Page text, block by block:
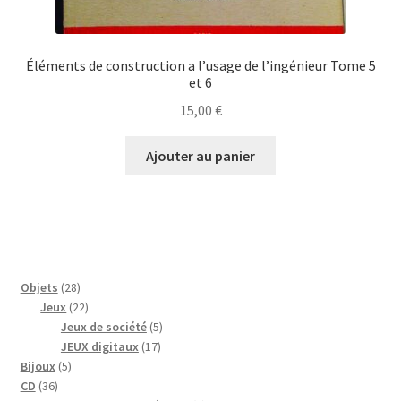
Éléments de construction a l’usage de l’ingénieur Tome 5
et 6
15,00 €
Ajouter au panier
Objets 2828
produits
Jeux 2222
produits
Jeux de société 55
produits
JEUX digitaux 1717
Bijoux 55
CD 3636